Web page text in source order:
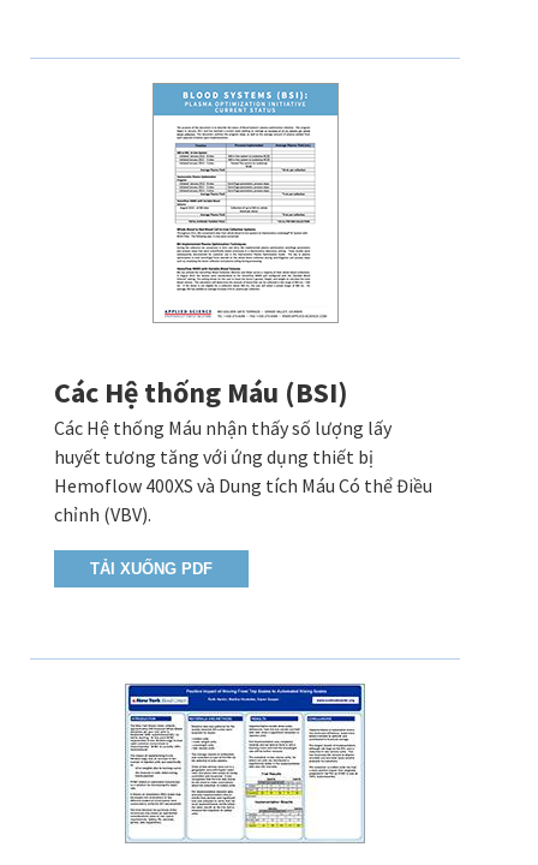
Các Hệ thống Máu (BSI)
Các Hệ thống Máu nhận thấy số lượng lấy
huyết tương tăng với ứng dụng thiết bị
Hemoflow 400XS và Dung tích Máu Có thể Điều
chỉnh (VBV).
TẢI XUỐNG PDF